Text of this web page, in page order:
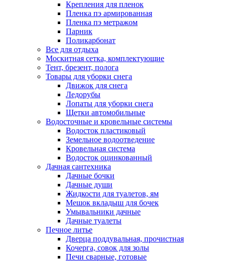
Крепления для пленок
Пленка пэ армированная
Пленка пэ метражом
Парник
Поликарбонат
Все для отдыха
Москитная сетка, комплектующие
Тент, брезент, полога
Товары для уборки снега
Движок для снега
Ледорубы
Лопаты для уборки снега
Щетки автомобильные
Водосточные и кровельные системы
Водосток пластиковый
Земельное водоотведение
Кровельная система
Водосток оцинкованный
Дачная сантехника
Дачные бочки
Дачные души
Жидкости для туалетов, ям
Мешок вкладыш для бочек
Умывальники дачные
Дачные туалеты
Печное литье
Дверца поддувальная, прочистная
Кочерга, совок для золы
Печи сварные, готовые